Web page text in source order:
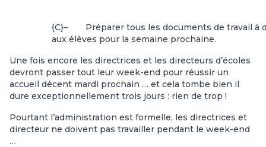
{C}–
Préparer tous les documents de travail à
aux élèves pour la semaine prochaine.
Une fois encore les directrices et les directeurs d’écoles
devront passer tout leur week-end pour réussir un
accueil décent mardi prochain … et cela tombe bien il
dure exceptionnellement trois jours : rien de trop !
Pourtant l’administration est formelle, les directrices et
directeur ne doivent pas travailler pendant le week-end
…